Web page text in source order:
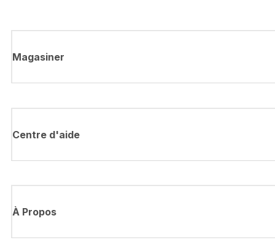
Magasiner
Centre d'aide
À Propos